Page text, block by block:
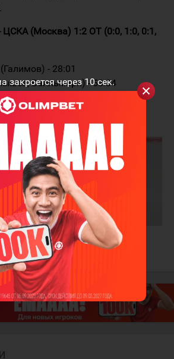
закроется через9сек.
ЦСКА (Москва) 1:2 ОТ (0:0, 1:0, 0:1,
- 28:01
Валльмарк) - 53:34
Плотников) - 64:33